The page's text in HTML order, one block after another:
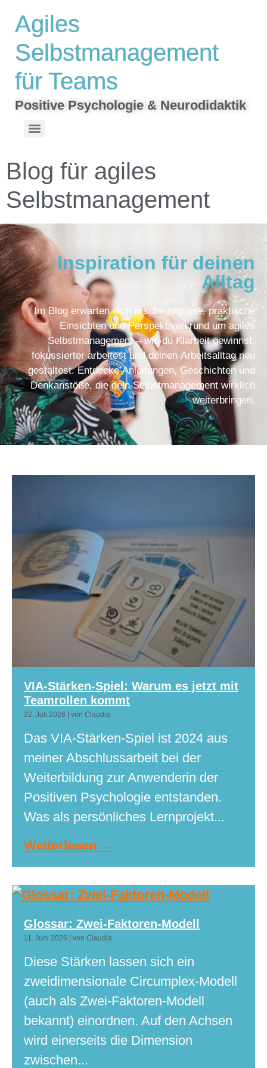
springen
Agiles
Selbstmanagement
für Teams
Positive Psychologie & Neurodidaktik
Blog für agiles
Selbstmanagement
Inspiration für deinen
Alltag
Im Blog erwarten dich frische Impulse, praktische
Einsichten und Perspektiven rund um agiles
Selbstmanagement – wie du Klarheit gewinnst,
fokussierter arbeitest und deinen Arbeitsalltag neu
gestaltest. Entdecke Anleitungen, Geschichten und
Denkanstöße, die dein Selbstmanagement wirklich
weiterbringen.
VIA-Stärken-Spiel: Warum es jetzt mit
Teamrollen kommt
22. Juli 2026 von Claudia
Das VIA-Stärken-Spiel ist 2024 aus
meiner Abschlussarbeit bei der
Weiterbildung zur Anwenderin der
Positiven Psychologie entstanden.
Was als persönliches Lernprojekt...
Weiterlesen →
Glossar: Zwei-Faktoren-Modell
11. Juni 2026 von Claudia
Diese Stärken lassen sich ein
zweidimensionale Circumplex-Modell
(auch als Zwei-Faktoren-Modell
bekannt) einordnen. Auf den Achsen
wird einerseits die Dimension
zwischen...